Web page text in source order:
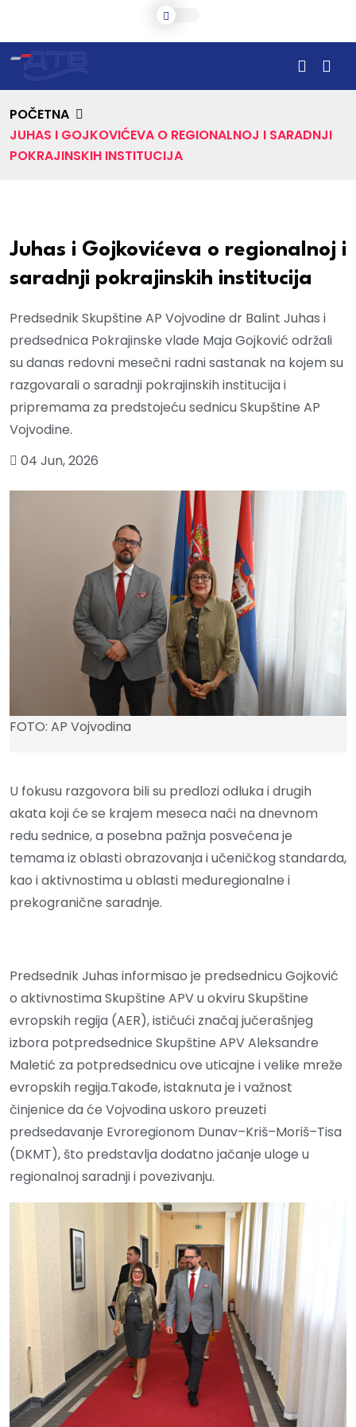
POČETNA
JUHAS I GOJKOVIĆEVA O REGIONALNOJ I SARADNJI
POKRAJINSKIH INSTITUCIJA
Juhas i Gojkovićeva o regionalnoj i
saradnji pokrajinskih institucija
Predsednik Skupštine AP Vojvodine dr Balint Juhas i
predsednica Pokrajinske vlade Maja Gojković održali
su danas redovni mesečni radni sastanak na kojem su
razgovarali o saradnji pokrajinskih institucija i
pripremama za predstojeću sednicu Skupštine AP
Vojvodine.
04 Jun, 2026
FOTO: AP Vojvodina
U fokusu razgovora bili su predlozi odluka i drugih
akata koji će se krajem meseca naći na dnevnom
redu sednice, a posebna pažnja posvećena je
temama iz oblasti obrazovanja i učeničkog standarda,
kao i aktivnostima u oblasti međuregionalne i
prekogranične saradnje.
Predsednik Juhas informisao je predsednicu Gojković
o aktivnostima Skupštine APV u okviru Skupštine
evropskih regija (AER), ističući značaj jučerašnjeg
izbora potpredsednice Skupštine APV Aleksandre
Maletić za potpredsednicu ove uticajne i velike mreže
evropskih regija.Takođe, istaknuta je i važnost
činjenice da će Vojvodina uskoro preuzeti
predsedavanje Evroregionom Dunav–Kriš–Moriš–Tisa
(DKMT), što predstavlja dodatno jačanje uloge u
regionalnoj saradnji i povezivanju.